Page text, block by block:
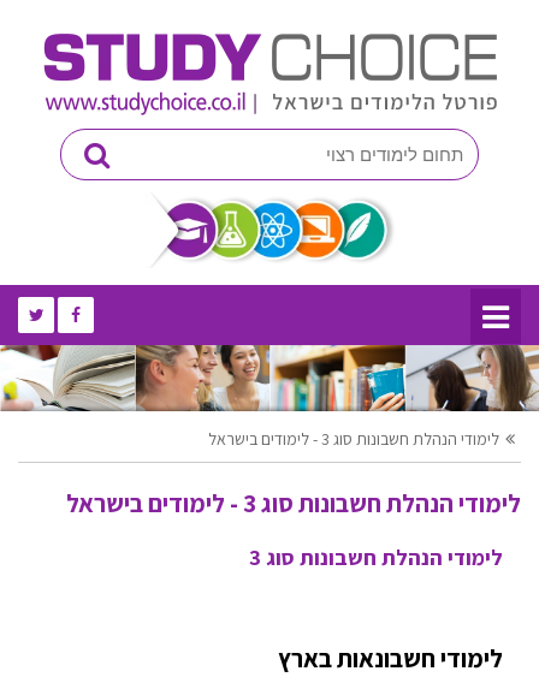
לימודי הנהלת חשבונות סוג 3 - לימודים בישראל
לימודי הנהלת חשבונות סוג 3 - לימודים בישראל
לימודי הנהלת חשבונות סוג 3
לימודי חשבונאות בארץ